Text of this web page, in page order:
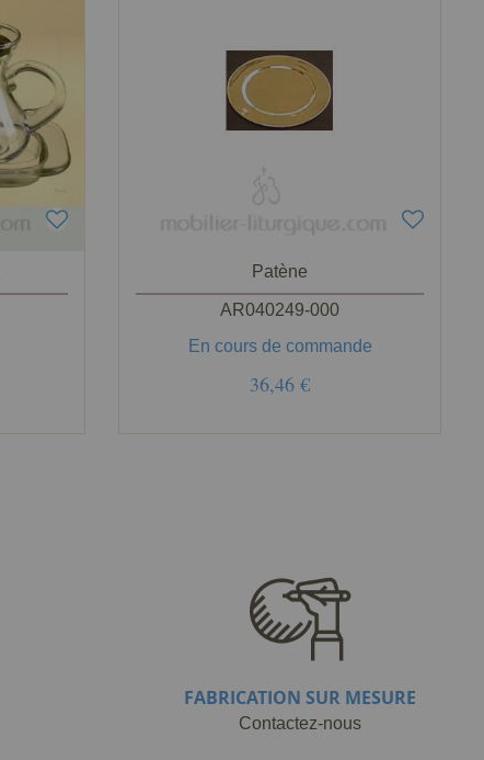
Patène
AR040249-000
En cours de commande
36,46 €
FABRICATION SUR MESURE
Contactez-nous